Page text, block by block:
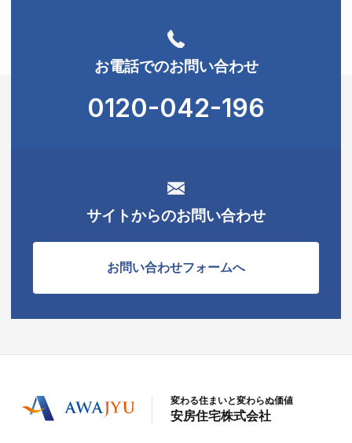
お電話でのお問い合わせ
0120-042-196
サイトからのお問い合わせ
お問い合わせフォームへ
変わる住まいと変わらぬ価値
安房住宅株式会社